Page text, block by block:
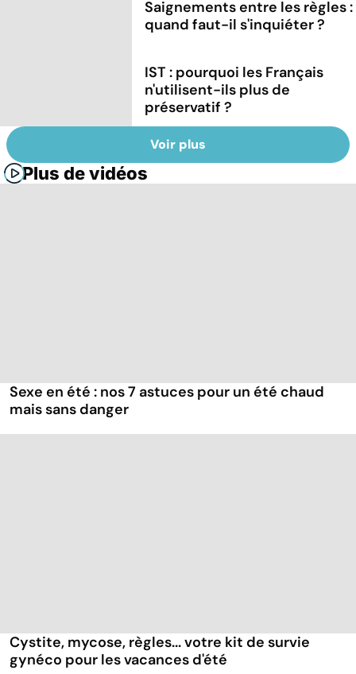
Saignements entre les règles :
quand faut-il s'inquiéter ?
IST : pourquoi les Français
n'utilisent-ils plus de
préservatif ?
Voir plus
Plus de vidéos
Sexe en été : nos 7 astuces pour un été chaud
mais sans danger
Cystite, mycose, règles... votre kit de survie
gynéco pour les vacances d'été